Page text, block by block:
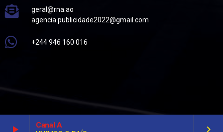
geral@rna.ao
agencia.publicidade2022@gmail.com
+244 946 160 016
play_arrow
Canal A
keyboard_arrow_right